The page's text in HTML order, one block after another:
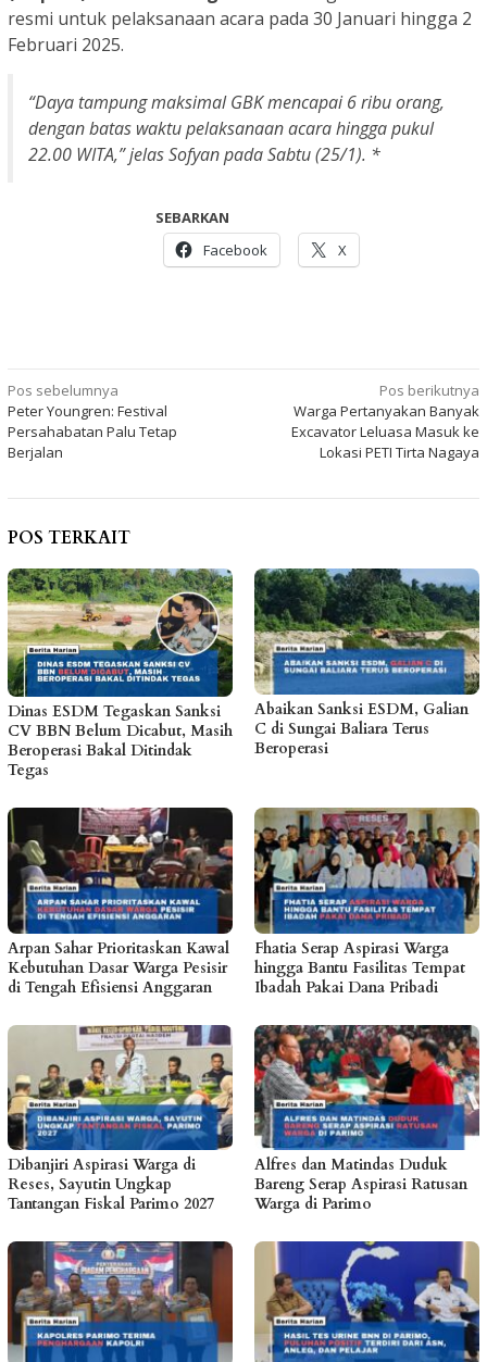
resmi untuk pelaksanaan acara pada 30 Januari hingga 2
Februari 2025.
“Daya tampung maksimal GBK mencapai 6 ribu orang,
dengan batas waktu pelaksanaan acara hingga pukul
22.00 WITA,” jelas Sofyan pada Sabtu (25/1). *
SEBARKAN
Facebook
X
Navigasi
pos
Pos sebelumnya
Peter Youngren: Festival
Persahabatan Palu Tetap
Berjalan
Pos berikutnya
Warga Pertanyakan Banyak
Excavator Leluasa Masuk ke
Lokasi PETI Tirta Nagaya
POS TERKAIT
Dinas ESDM Tegaskan Sanksi
CV BBN Belum Dicabut, Masih
Beroperasi Bakal Ditindak
Tegas
Abaikan Sanksi ESDM, Galian
C di Sungai Baliara Terus
Beroperasi
Arpan Sahar Prioritaskan Kawal
Kebutuhan Dasar Warga Pesisir
di Tengah Efisiensi Anggaran
Fhatia Serap Aspirasi Warga
hingga Bantu Fasilitas Tempat
Ibadah Pakai Dana Pribadi
Dibanjiri Aspirasi Warga di
Reses, Sayutin Ungkap
Tantangan Fiskal Parimo 2027
Alfres dan Matindas Duduk
Bareng Serap Aspirasi Ratusan
Warga di Parimo